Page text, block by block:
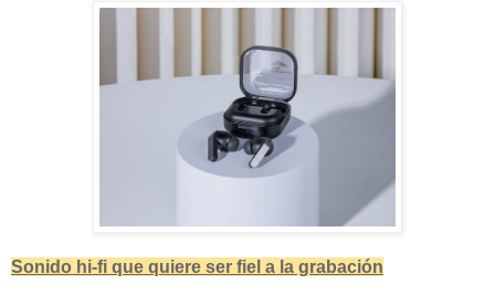
Sonido hi-fi que quiere ser fiel a la grabación